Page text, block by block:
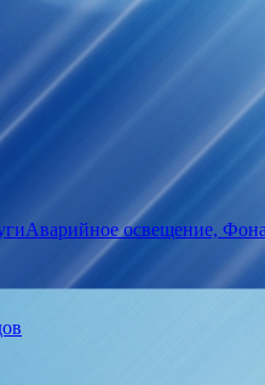
Аварийное освещение,